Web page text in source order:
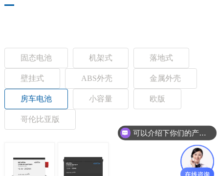
固态电池 机架式 落地式
壁挂式 ABS外壳 金属外壳
房车电池 小容量 欧版
哥伦比亚版
可以介绍下你们的产品么？